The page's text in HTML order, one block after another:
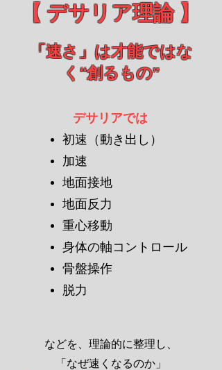
​【 デサリア理論 】
「速さ」は才能ではな
く“創るもの”
デサリアでは
初速（動き出し）
加速
地面接地
地面反力
重心移動
身体の軸コントロール
骨盤操作
脱力
などを、理論的に整理し、
「なぜ速くなるのか」